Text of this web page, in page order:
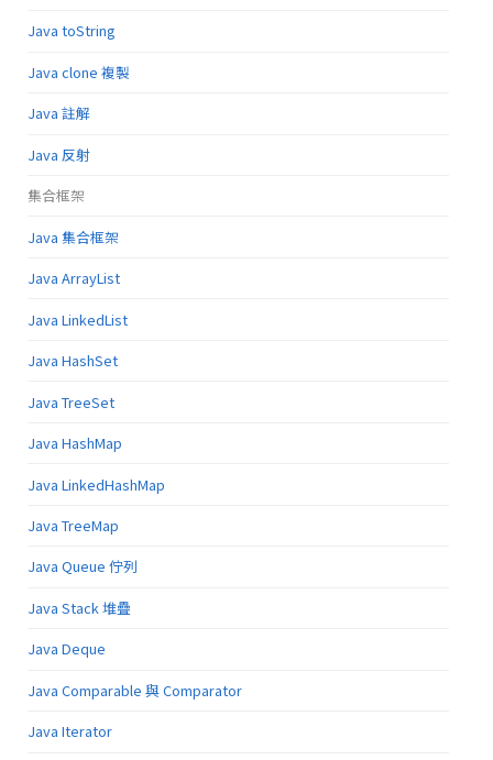
Java toString
Java clone 複製
Java 註解
Java 反射
集合框架
Java 集合框架
Java ArrayList
Java LinkedList
Java HashSet
Java TreeSet
Java HashMap
Java LinkedHashMap
Java TreeMap
Java Queue 佇列
Java Stack 堆疊
Java Deque
Java Comparable 與 Comparator
Java Iterator